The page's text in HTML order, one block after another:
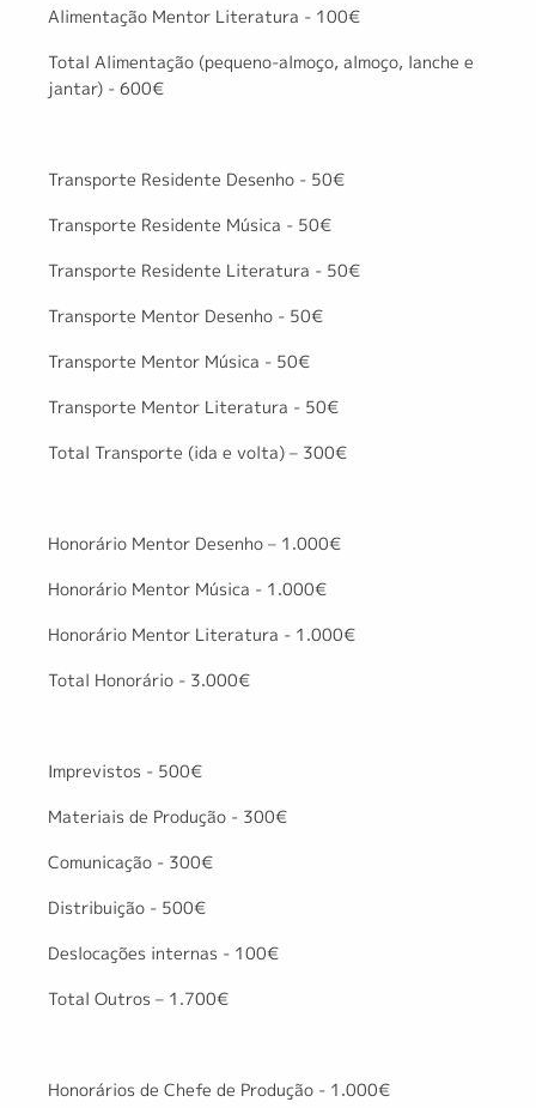
Alimentação Mentor Literatura - 100€
Total Alimentação (pequeno-almoço, almoço, lanche e
jantar) - 600€
Transporte Residente Desenho - 50€
Transporte Residente Música - 50€
Transporte Residente Literatura - 50€
Transporte Mentor Desenho - 50€
Transporte Mentor Música - 50€
Transporte Mentor Literatura - 50€
Total Transporte (ida e volta) – 300€
Honorário Mentor Desenho – 1.000€
Honorário Mentor Música - 1.000€
Honorário Mentor Literatura - 1.000€
Total Honorário - 3.000€
Imprevistos - 500€
Materiais de Produção - 300€
Comunicação - 300€
Distribuição - 500€
Deslocações internas - 100€
Total Outros – 1.700€
Honorários de Chefe de Produção - 1.000€